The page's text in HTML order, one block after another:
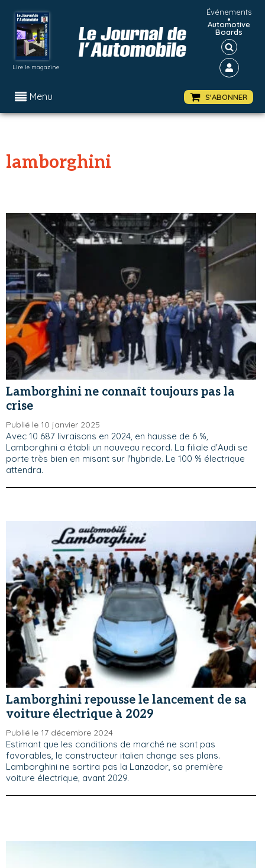
Lire le magazine
Événements
•
Automotive
Boards
Menu S'ABONNER
lamborghini
Lamborghini ne connaît toujours pas la
crise
Publié le 10 janvier 2025
Avec 10 687 livraisons en 2024, en hausse de 6 %,
Lamborghini a établi un nouveau record. La filiale d'Audi se
porte très bien en misant sur l'hybride. Le 100 % électrique
attendra.
Lamborghini repousse le lancement de sa
voiture électrique à 2029
Publié le 17 décembre 2024
Estimant que les conditions de marché ne sont pas
favorables, le constructeur italien change ses plans.
Lamborghini ne sortira pas la Lanzador, sa première
voiture électrique, avant 2029.